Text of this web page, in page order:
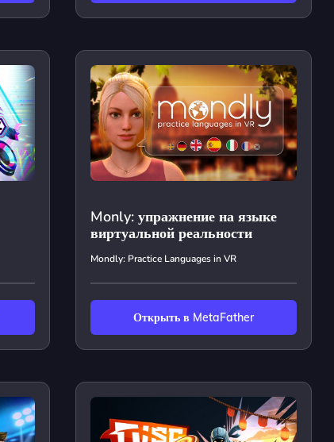
Monly: упражнение на языке
виртуальной реальности
Mondly: Practice Languages in VR
Открыть в MetaFather